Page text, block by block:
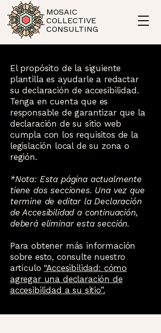
MOSAIC
COLLECTIVE
CONSULTING
El propósito de la siguiente
plantilla es ayudarle a redactar
su declaración de accesibilidad.
Tenga en cuenta que es
responsable de garantizar que la
declaración de su sitio web
cumpla con los requisitos de la
legislación local de su zona o
región.
*Nota: Esta página actualmente
tiene dos secciones. Una vez que
termine de editar la Declaración
de Accesibilidad a continuación,
deberá eliminar esta sección.
Para obtener más información
sobre esto, consulte nuestro
artículo “Accesibilidad: cómo
agregar una declaración de
accesibilidad a su sitio”.